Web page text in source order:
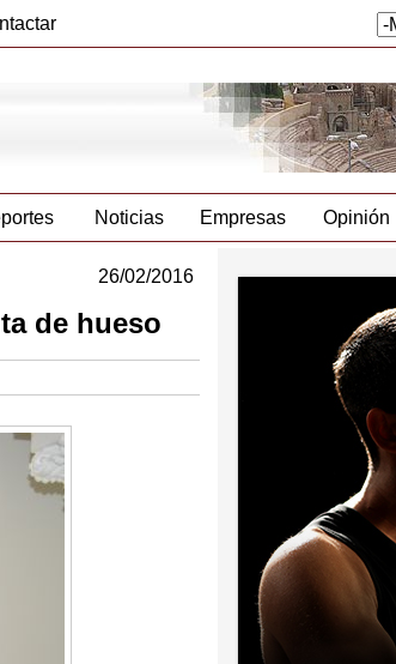
Noticias Empresas Opinión
26/02/2016
de hueso